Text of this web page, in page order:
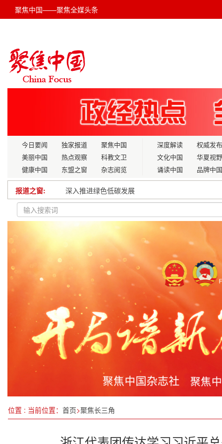
聚焦中国——聚焦全媒头条
今日要闻 独家报道
聚焦中国
美丽中国
热点观察
科教文卫
健康中国
东盟之窗 杂志阅览
深度解读
权威发布
文化中国
华夏视野
诵读中国
品牌中国
报道之窗:
深入推进绿色低碳发展
第十八届全国大学生信息安全竞赛（创新实践能
新时代劳动教育实践基地标准化发展研讨会在京召
8项公安交管便民利企改革新措施7月1日起实施
“山海”携手加快西部陆海新通道共建共享
以“人民经济”之楫，划向“十五五”辉煌彼岸
2024全球能源转型大会在京开幕
7月全国查处违反中央八项规定精神问题20151起
中国多所高校加大力度培养人工智能人才
位置 : 当前位置： 首页>聚焦长三角